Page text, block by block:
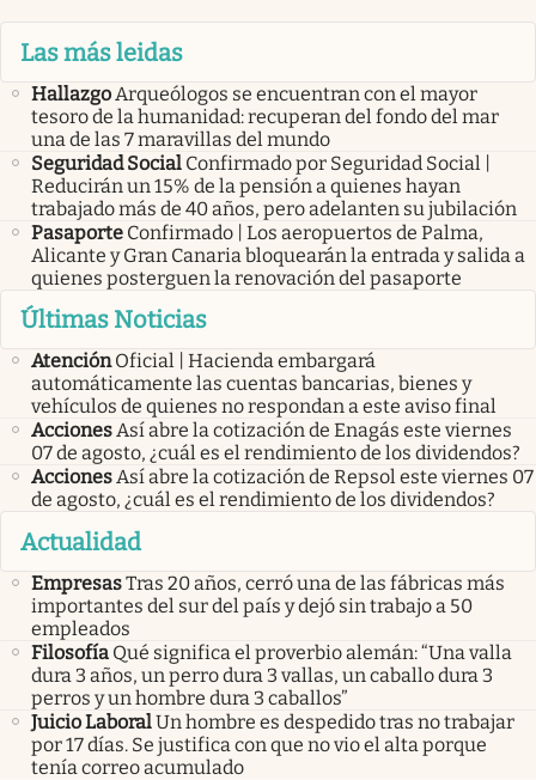
Las más leidas
HallazgoArqueólogos se encuentran con el mayor
tesoro de la humanidad: recuperan del fondo del mar
una de las 7 maravillas del mundo
Seguridad Social Confirmado por Seguridad Social |
Reducirán un 15% de la pensión a quienes hayan
trabajado más de 40 años, pero adelanten su jubilación
Pasaporte Confirmado | Los aeropuertos de Palma,
Alicante y Gran Canaria bloquearán la entrada y salida a
quienes posterguen la renovación del pasaporte
Últimas Noticias
Atención Oficial | Hacienda embargará
automáticamente las cuentas bancarias, bienes y
vehículos de quienes no respondan a este aviso final
AccionesAsí abre la cotización de Enagás este viernes
07 de agosto, ¿cuál es el rendimiento de los dividendos?
AccionesAsí abre la cotización de Repsol este viernes 07
de agosto, ¿cuál es el rendimiento de los dividendos?
Actualidad
EmpresasTras 20 años, cerró una de las fábricas más
importantes del sur del país y dejó sin trabajo a 50
empleados
Filosofía Qué significa el proverbio alemán: “Una valla
dura 3 años, un perro dura 3 vallas, un caballo dura 3
perros y un hombre dura 3 caballos”
Juicio LaboralUn hombre es despedido tras no trabajar
por 17 días. Se justifica con que no vio el alta porque
tenía correo acumulado